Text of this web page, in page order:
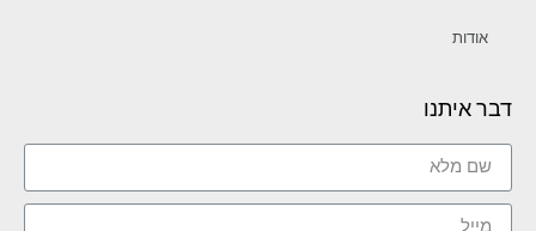
אודות
דבר איתנו